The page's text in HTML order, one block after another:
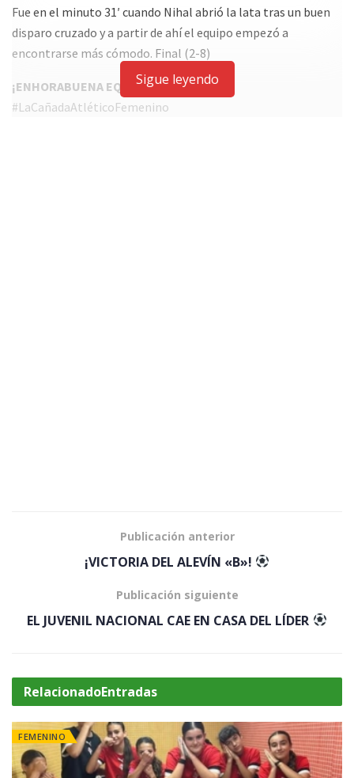
Fue en el minuto 31′ cuando Nihal abrió la lata tras un buen
disparo cruzado y a partir de ahí el equipo empezó a
encontrarse más cómodo. Final (2-8)
¡ENHORABUENA EQUIPO!
#LaCañadaAtléticoFemenino
Sigue leyendo
Publicación anterior
¡VICTORIA DEL ALEVÍN «B»!
Publicación siguiente
EL JUVENIL NACIONAL CAE EN CASA DEL LÍDER
RelacionadoEntradas
FEMENINO